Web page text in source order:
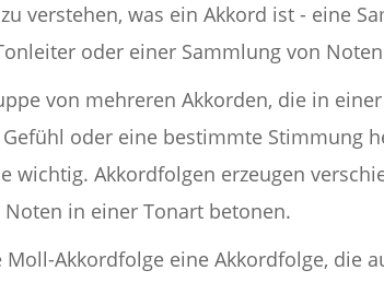
verstehen, was ein Akkord ist - eine
oder einer Sammlung von
von mehreren Akkorden, die in
oder eine bestimmte Stimmung
wichtig. Akkordfolgen erzeugen
in einer Tonart betonen.
Moll-Akkordfolge eine Akkordfolge, die